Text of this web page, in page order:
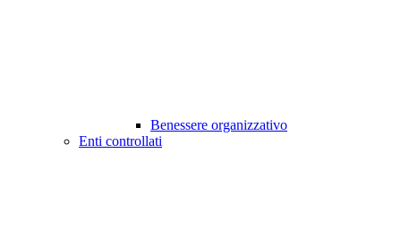
Benessere organizzativo
Enti controllati